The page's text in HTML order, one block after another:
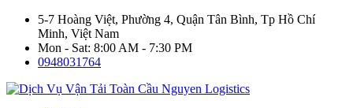
5-7 Hoàng Việt, Phường 4, Quận Tân Bình, Tp Hồ Chí
Minh, Việt Nam
Mon - Sat: 8:00 AM - 7:30 PM
0948031764